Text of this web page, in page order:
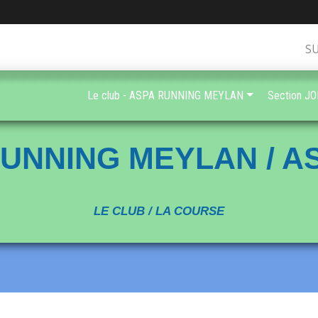
MEYLAN /
LE CLUB / LA COURSE
Le club - ASPA RUNNING MEYLAN Section